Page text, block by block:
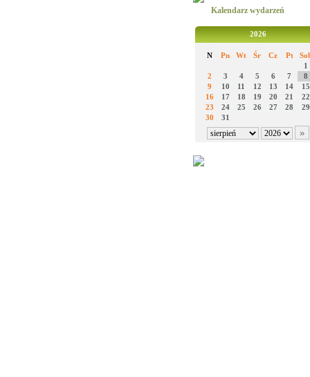
Kalendarz wydarzeń
2026
N Pn Wt Śr Cz Pt
1
2
3 4 5 6 7
8
9
10 11 12 13 14
15
16
17 18 19 20 21
22
23
24 25 26 27 28
29
30
31